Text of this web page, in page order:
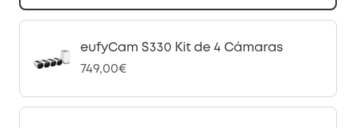
eufyCam S330 Kit de 4 Cámaras
749,00€